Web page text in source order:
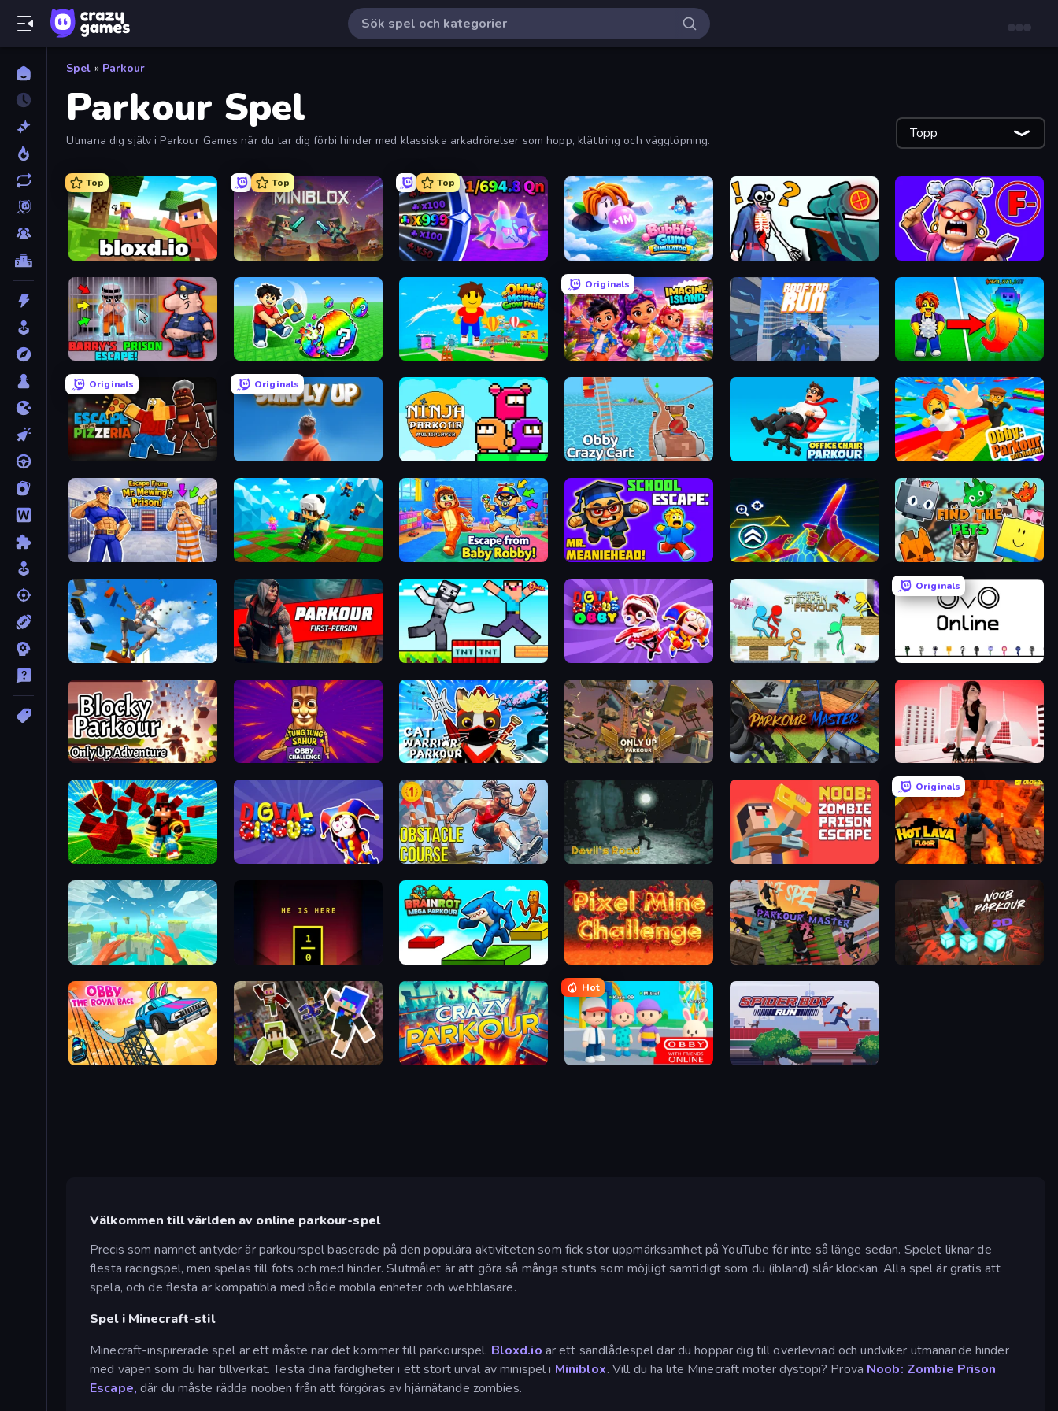
Spel » Parkour
Parkour Spel
Utmana dig själv i Parkour Games när du tar dig förbi hinder med klassiska arkadrörelser som hopp, klättring och vägglöpning. Topp
Top
Bloxd.io
Top
Miniblox
Top
Meeland.io Bubble Gum Simulator Sniper Shot: Bullet Time
Barry's Prison Escape! Break a Lucky Egg Brainrots Obby Memes Grow Fruits
Originals
Imagine Island Rooftop Run Collect Brainrot Egg
Originals
Escape From Pizzeria
Originals
SimplyUp.io Ninja Parkour Multiplayer Obby: Crazy Cart Office Chair Parkour Obby: Parkour with Ragdoll
Escape From Mr.Meawing's Prison! Robby: Many Games Escape From Baby Robby! Surf GO Parkour Find The Pets
Only Up 3D Parkour: Go Ascend Parkour First-Person Noob Gigachad: Parkour Tricks Challenge Digital Circus: Obby Stickman Parkour Master
Originals
OvO.io
Blocky Parkour: Only Up Adventure Tung Tung Sahur: Obby Challenge Cat Warrior Parkour Only Up: Parkour Parkour Master Parkour GO
Robby Superhero Digital Circus: Parkour Game Obstacle Course Ragdoll Devil's Road Noob: Zombie Prison Escape
Originals
Hot Lava Floor
Jump to Sky: 3D Parkour He is Here Brainrot Mega Parkour Pixel Mine Challenge Parkour Master 2 Noob Parkour 3D
Obby: The Royal Race Only Up Craft Crazy Parkour
Hot
Obby with Friends Online Spider Boy Run
Välkommen till världen av online parkour-spel
Precis som namnet antyder är parkourspel baserade på den populära aktiviteten som fick stor uppmärksamhet på YouTube för inte så länge sedan. Spelet liknar de
flesta racingspel, men spelas till fots och med hinder. Slutmålet är att göra så många stunts som möjligt samtidigt som du (ibland) slår klockan. Alla spel är gratis att
spela, och de flesta är kompatibla med både mobila enheter och webbläsare.
Spel i Minecraft-stil
Minecraft-inspirerade spel är ett måste när det kommer till parkourspel. Bloxd.io är ett sandlådespel där du hoppar dig till överlevnad och undviker utmanande hinder
med vapen som du har tillverkat. Testa dina färdigheter i ett stort urval av minispel i Miniblox. Vill du ha lite Minecraft möter dystopi? Prova Noob: Zombie Prison
Escape, där du måste rädda nooben från att förgöras av hjärnätande zombies.